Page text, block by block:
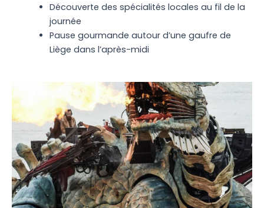
Découverte des spécialités locales au fil de la
journée
Pause gourmande autour d’une gaufre de
Liège dans l’après-midi